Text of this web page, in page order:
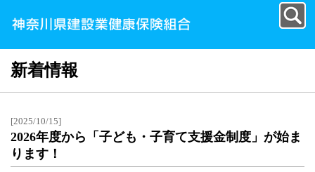
新着情報
[2025/10/15]
2026年度から「子ども・子育て支援金制度」が始ま
ります！